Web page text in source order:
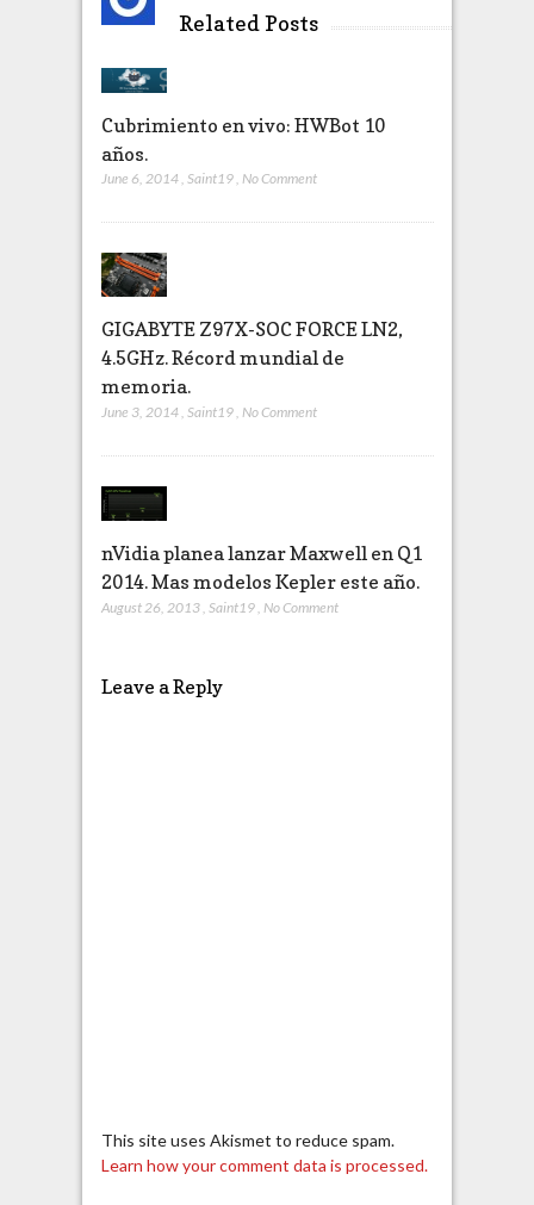
Related Posts
Cubrimiento en vivo: HWBot 10
años.
June 6, 2014, Saint19, No Comment
GIGABYTE Z97X-SOC FORCE LN2,
4.5GHz. Récord mundial de
memoria.
June 3, 2014 Saint19 No Comment
nVidia planea lanzar Maxwell en Q1
2014. Mas modelos Kepler este año.
August 26, 2013, Saint19, No Comment
Leave a Reply
This site uses Akismet to reduce spam.
Learn how your comment data is processed.